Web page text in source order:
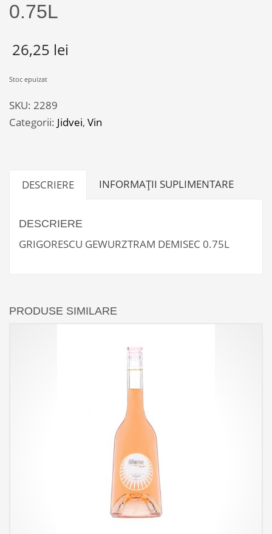
0.75L
26,25 lei
Stoc epuizat
SKU: 2289
Categorii: Jidvei, Vin
DESCRIERE INFORMAȚII SUPLIMENTARE
DESCRIERE
GRIGORESCU GEWURZTRAM DEMISEC 0.75L
PRODUSE SIMILARE